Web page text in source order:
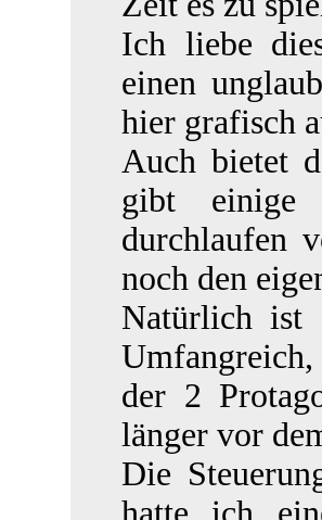
Ich liebe
einen
hier grafisch
Auch bietet
gibt einige
durchlaufen
noch den
Natürlich ist
der 2
länger vor
Die